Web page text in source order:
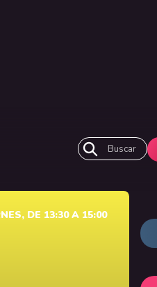
Buscar
DE 13:30 A 15:00